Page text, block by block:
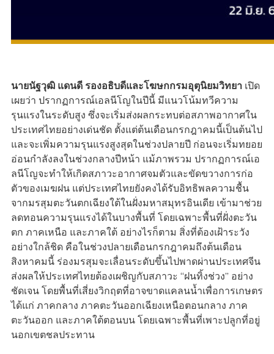
นายนัฐวุฒิ แดนดี รองอธิบดีและโฆษกกรมอุตุนิยมวิทยา เปิด
เผยว่า ปรากฏการณ์เอลนีโญในปีนี้ มีแนวโน้มทวีความ
รุนแรงในระดับสูง ซึ่งจะเริ่มส่งผลกระทบต่อสภาพอากาศใน
ประเทศไทยอย่างเด่นชัด ตั้งแต่ต้นเดือนกรกฎาคมนี้เป็นต้นไป
และจะเพิ่มความรุนแรงสูงสุดในช่วงปลายปี ก่อนจะเริ่มทยอย
อ่อนกำลังลงในช่วงกลางปีหน้า แม้ภาพรวม ปรากฏการณ์เอ
ลนีโญจะทำให้เกิดสภาวะอากาศจมตัวและขัดขวางการก่อ
ตัวของเมฆฝน แต่ประเทศไทยยังคงได้รับอิทธิพลความชื้น
จากมรสุมตะวันตกเฉียงใต้ในฝั่งมหาสมุทรอินเดีย เข้ามาช่วย
ลดทอนความรุนแรงได้ในบางพื้นที่ โดยเฉพาะพื้นที่ฝั่งตะวัน
ตก ภาคเหนือ และภาคใต้ อย่างไรก็ตาม สิ่งที่ต้องเฝ้าระวัง
อย่างใกล้ชิด คือในช่วงปลายเดือนกรกฎาคมถึงต้นเดือน
สิงหาคมนี้ ร่องมรสุมจะเลื่อนระดับขึ้นไปพาดผ่านประเทศจีน
ส่งผลให้ประเทศไทยต้องเผชิญกับสภาวะ “ฝนทิ้งช่วง” อย่าง
ชัดเจน โดยพื้นที่เสี่ยงวิกฤตที่อาจขาดแคลนน้ำเพื่อการเกษตร
ได้แก่ ภาคกลาง ภาคตะวันออกเฉียงเหนือตอนกลาง ภาค
ตะวันออก และภาคใต้ตอนบน โดยเฉพาะพื้นที่เพาะปลูกที่อยู่
นอกเขตชลประทาน